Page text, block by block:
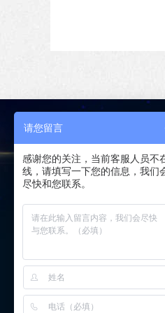
公司： 济南益洲激光科
电话： 0531-83161816
手机： 13964119302
邮箱：
地址： 山东省济南市长
联系我们
请您留言
感谢您的关注，当前客服人员不
线，请填写一下您的信息，我们
尽快和您联系。